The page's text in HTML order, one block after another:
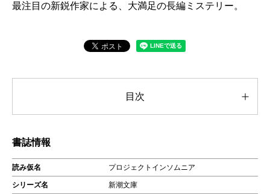
最注目の新鋭作家による、大満足の長編ミステリー。
目次
書誌情報
読み仮名 プロジェクトインソムニア
シリーズ名 新潮文庫